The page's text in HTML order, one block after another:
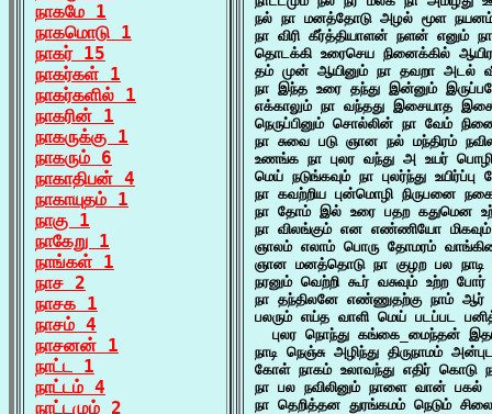
நாகமே 1
நாகமொடு 1
நாகர் 15
நாகர்கள் 1
நாகர்களில் 1
நாகரின் 1
நாகருக்கு 1
நாகரும் 6
நாகாதிபன் 4
நாகாயுதம் 1
நாகு 1
நாகேறு 1
நாங்கள் 1
நாச 2
நாசக 1
நாசம் 4
நாசனன் 1
நாட்ட 1
நாட்டம் 4
நாட்டமும் 2
நல் நா மனத்தோடு அழல் மூள நயனம்
நா விரி கீர்த்தியாளன் நளன் எனும்
தொடக்கி உரைசெய நினைக்கில்
தம் முன் ஆயினும் நா தவறா அடல்
நா இந்த உரை தந்து இன்னும்
எக்காலும் நா வந்தது இசையாத
நெருப்பினும் சொல்லின் நா வேம்
நா சுவை படு ஞான நல் மந்திரம்
உணங்க நா புலர வந்து அ உயர்
மெய் நடுங்கவும் நா புலர்ந்து
நா கவற்றிய புன்மொழி நிருபனை
நா தோம் இல் உரை பதற கதுமென
நா விலங்கும் என எண்ணியோ
ஞாலம் எலாம் பொரு தோமரம்
ஞான மனத்தொடு நா குழற பல
நரனும் வெற்றி கூர் வசுவும் உற்ற போர்
நா தந்திலனே எண்ணுதற்கு நாம் ஆர்
பலரும் எய்த வாளி மெய் படப்பட
புலர நொந்து கங்கை_மைந்தன்
நாடி நெஞ்சு அழிந்து திருநாமம்
கோள் நாகம் உலாவந்து எதிர் கொடு
நா பல நவிலினும் நாளை வான் பகல்
நா தெறித்தன துரங்கமம் நெடும்